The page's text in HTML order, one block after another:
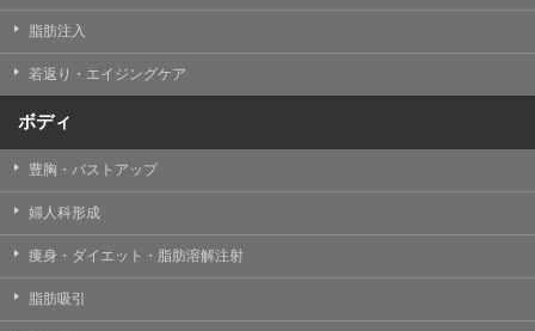
脂肪注入
若返り・エイジングケア
ボディ
豊胸・バストアップ
婦人科形成
痩身・ダイエット・脂肪溶解注射
脂肪吸引